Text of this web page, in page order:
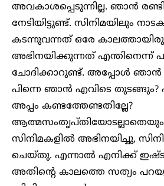
അവകാശപ്പെടുന്നില്ല. ഞാൻ
നേടിയിട്ടുണ്ട്. സിനിമയിലും
കടന്നുവന്നത് ഒരേ
അഭിനയിക്കുന്നത് എന്തിനെന്ന്
ചോദിക്കാറുണ്ട്. അപ്പോൾ ഞാൻ
പിന്നെ ഞാൻ എവിടെ തുടങ്ങും?
അപ്പം കണ്ടത്തേണ്ടതില്ലേ?
സിനിമകളിൽ അഭിനയിച്ചു,
ചെയ്തു. എന്നാൽ എനിക്ക്
അതിന്റെ കാലത്തെ സത്യം